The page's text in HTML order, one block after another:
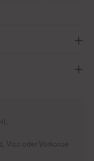
Visa oder Vorkasse